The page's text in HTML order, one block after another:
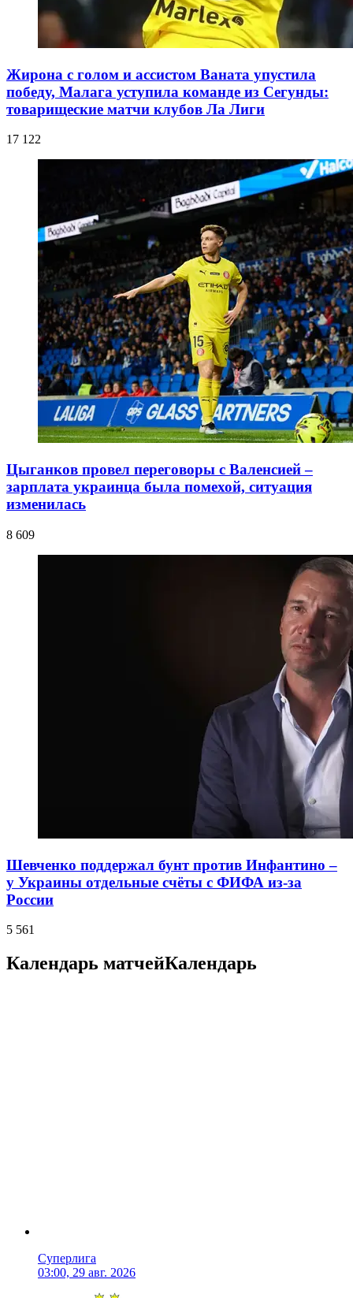
Жирона с голом и ассистом Ваната упустила
победу, Малага уступила команде из Сегунды:
товарищеские матчи клубов Ла Лиги
17 122
Цыганков провел переговоры с Валенсией –
зарплата украинца была помехой, ситуация
изменилась
8 609
Шевченко поддержал бунт против Инфантино –
у Украины отдельные счёты с ФИФА из-за
России
5 561
Календарь матчейКалендарь
Суперлига
03:00, 29 авг. 2026